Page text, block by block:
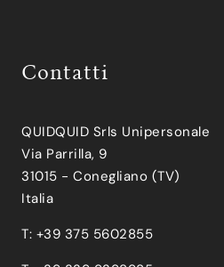
Contatti
QUIDQUID Srls Unipersonale
Via Parrilla, 9
31015 - Conegliano (TV)
Italia
T: +39 375 5602855